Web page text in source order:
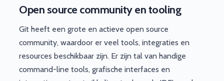
Open source community en tooling
Git heeft een grote en actieve open source
community, waardoor er veel tools, integraties en
resources beschikbaar zijn. Er zijn tal van handige
command-line tools, grafische interfaces en